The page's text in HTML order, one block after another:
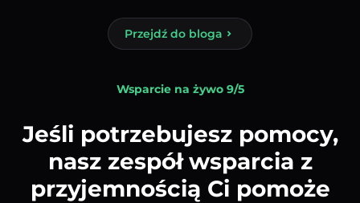
Przejdź do bloga
Wsparcie na żywo 9/5
Jeśli potrzebujesz pomocy,
nasz zespół wsparcia z
przyjemnością Ci pomoże